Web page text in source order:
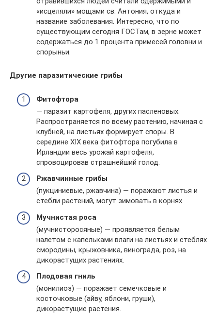
«исцеляли» мощами св. Антония, откуда и
название заболевания. Интересно, что по
существующим сегодня ГОСТам, в зерне может
содержаться до 1 процента примесей головни и
спорыньи.
Другие паразитические грибы
Фитофтора
— паразит картофеля, других пасленовых.
Распространяется по всему растению, начиная с
клубней, на листьях формирует споры. В
середине XIX века фитофтора погубила в
Ирландии весь урожай картофеля,
спровоцировав страшнейший голод.
Ржавчинные грибы
(пукциниевые, ржавчина) — поражают листья и
стебли растений, могут зимовать в корнях.
Мучнистая роса
(мучнисторосяные) — проявляется белым
налетом с капельками влаги на листьях и стеблях
смородины, крыжовника, винограда, роз, на
дикорастущих растениях.
Плодовая гниль
(монилиоз) — поражает семечковые и
косточковые (айву, яблони, груши),
дикорастущие растения.